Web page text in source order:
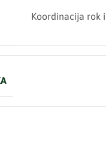
Koordinacija rok